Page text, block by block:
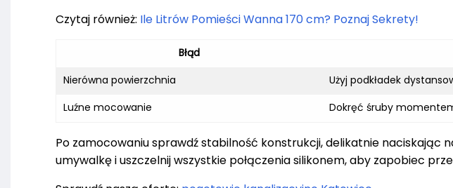
Czytaj również: Ile Litrów Pomieści Wanna 170 cm? Poznaj Sekrety!
Błąd
Nierówna powierzchnia
Użyj podkładek
Luźne mocowanie
Dokręć śruby
Po zamocowaniu sprawdź stabilność konstrukcji, delikatnie naciskając
umywalkę i uszczelnij wszystkie połączenia silikonem, aby zapobiec